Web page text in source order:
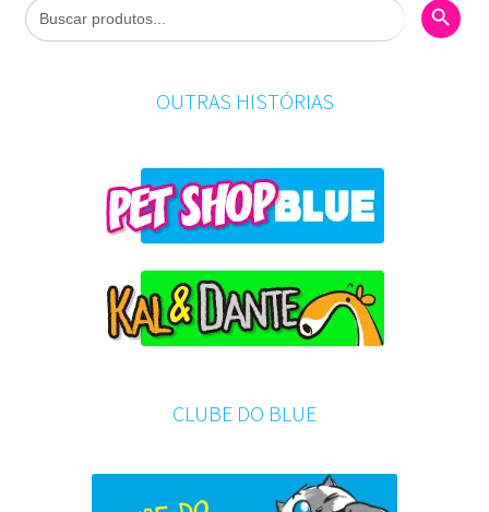
for:
OUTRAS HISTÓRIAS
CLUBE DO BLUE